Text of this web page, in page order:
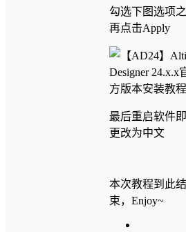
勾选下图选项
再点击Apply
最后重启软件
更改为中文
本次教程到此结
束，Enjoy~